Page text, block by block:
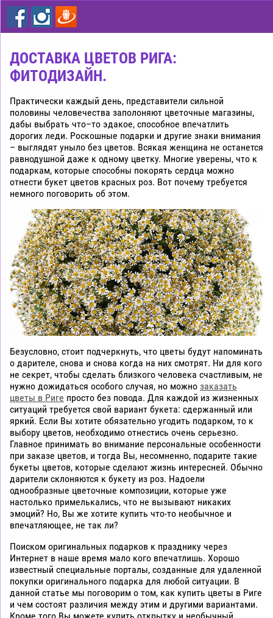
цветы
дешево
Рига
ДОСТАВКА ЦВЕТОВ РИГА:
ФИТОДИЗАЙН.
Практически каждый день, представители сильной
половины человечества заполоняют цветочные магазины,
дабы выбрать что–то эдакое, способное впечатлить
дорогих леди. Роскошные подарки и другие знаки внимания
– выглядят уныло без цветов. Всякая женщина не останется
равнодушной даже к одному цветку. Многие уверены, что к
подаркам, которые способны покорять сердца можно
отнести букет цветов красных роз. Вот почему требуется
немного поговорить об этом.
Безусловно, стоит подчеркнуть, что цветы будут напоминать
о дарителе, снова и снова когда на них смотрят. Ни для кого
не секрет, чтобы сделать близкого человека счастливым, не
нужно дожидаться особого случая, но можно заказать
цветы в Риге просто без повода. Для каждой из жизненных
ситуаций требуется свой вариант букета: сдержанный или
яркий. Если Вы хотите обязательно угодить подарком, то к
выбору цветов, необходимо отнестись очень серьезно.
Главное принимать во внимание персональные особенности
при заказе цветов, и тогда Вы, несомненно, подарите такие
букеты цветов, которые сделают жизнь интересней. Обычно
дарители склоняются к букету из роз. Надоели
однообразные цветочные композиции, которые уже
настолько примелькались, что не вызывают никаких
эмоций? Но, Вы же хотите купить что-то необычное и
впечатляющее, не так ли?
Поиском оригинальных подарков к празднику через
Интернет в наше время мало кого впечатлишь. Хорошо
известный специальные порталы, созданные для удаленной
покупки оригинального подарка для любой ситуации. В
данной статье мы поговорим о том, как купить цветы в Риге
и чем состоят различия между этим и другими вариантами.
Кроме того Вы можете купить открытку и необычный